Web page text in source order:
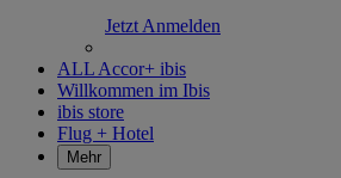
Jetzt Anmelden
ALL Accor+ ibis
Willkommen im Ibis
ibis store
Flug + Hotel
Mehr